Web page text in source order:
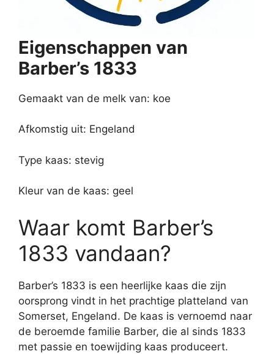
Eigenschappen van
Barber’s 1833
Gemaakt van de melk van: koe
Afkomstig uit: Engeland
Type kaas: stevig
Kleur van de kaas: geel
Waar komt Barber’s
1833 vandaan?
Barber’s 1833 is een heerlijke kaas die zijn
oorsprong vindt in het prachtige platteland van
Somerset, Engeland. De kaas is vernoemd naar
de beroemde familie Barber, die al sinds 1833
met passie en toewijding kaas produceert.